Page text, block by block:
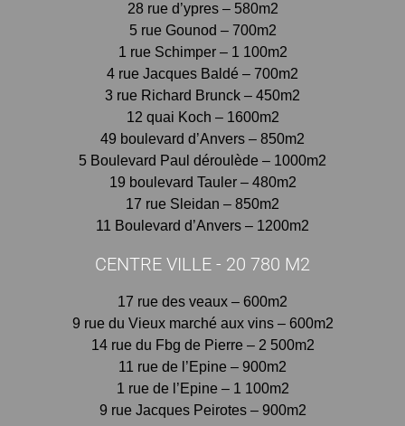
28 rue d’ypres – 580m2
5 rue Gounod – 700m2
1 rue Schimper – 1 100m2
4 rue Jacques Baldé – 700m2
3 rue Richard Brunck – 450m2
12 quai Koch – 1600m2
49 boulevard d’Anvers – 850m2
5 Boulevard Paul déroulède – 1000m2
19 boulevard Tauler – 480m2
17 rue Sleidan – 850m2
11 Boulevard d’Anvers – 1200m2
CENTRE VILLE - 20 780 M2
17 rue des veaux – 600m2
9 rue du Vieux marché aux vins – 600m2
14 rue du Fbg de Pierre – 2 500m2
11 rue de l’Epine – 900m2
1 rue de l’Epine – 1 100m2
9 rue Jacques Peirotes – 900m2